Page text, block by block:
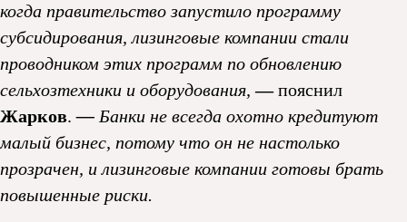
когда правительство запустило программу
субсидирования, лизинговые компании стали
проводником этих программ по обновлению
сельхозтехники и оборудования, —пояснил
Жарков.—Банки не всегда охотно кредитуют
малый бизнес, потому что он не настолько
прозрачен, и лизинговые компании готовы брать
повышенные риски.